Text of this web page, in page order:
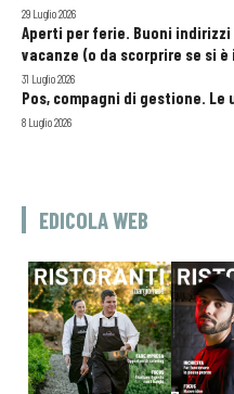
29 Luglio 2026
Aperti per ferie. Buoni indirizzi
vacanze (o da scorprire se si è
31 Luglio 2026
Pos, compagni di gestione.
8 Luglio 2026
EDICOLA WEB